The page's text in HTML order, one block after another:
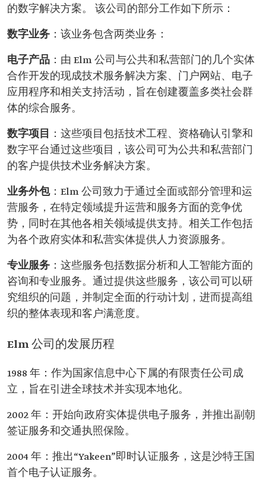
的数字解决方案。 该公司的部分工作如下所示：
数字业务 ：该业务包含两类业务：
电子产品 ：由 Elm 公司与公共和私营部门的几个实体
合作开发的现成技术服务解决方案、门户网站、电子
应用程序和相关支持活动，旨在创建覆盖多类社会群
体的综合服务。
数字项目
：这些项目包括技术工程、资格确认引擎和
数字平台通过这些项目，该公司可为公共和私营部门
的客户提供技术业务解决方案。
业务外包：Elm 公司致力于通过全面或部分管理和运
营服务，在特定领域提升运营和服务方面的竞争优
势，同时在其他各相关领域提供支持。相关工作包括
为各个政府实体和私营实体提供人力资源服务。
专业服务 ：这些服务包括数据分析和人工智能方面的
咨询和专业服务。通过提供这些服务，该公司可以研
究组织的问题，并制定全面的行动计划，进而提高组
织的整体表现和客户满意度。
Elm 公司的发展历程
1988 年：作为国家信息中心下属的有限责任公司成
立，旨在引进全球技术并实现本地化。
2002 年：开始向政府实体提供电子服务，并推出副朝
签证服务和交通执照保险。
2004 年：推出“Yakeen”即时认证服务，这是沙特王国
首个电子认证服务。